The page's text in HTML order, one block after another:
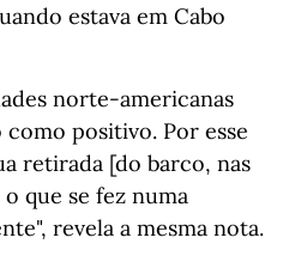
estava em Cabo
norte-americanas
positivo. Por esse
retirada [do barco, nas
que se fez numa
revela a mesma nota.